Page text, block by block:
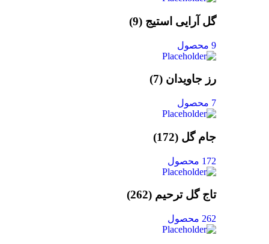
گل آرایی استیج (9)
9 محصول
رز جاویدان (7)
7 محصول
جام گل (172)
172 محصول
تاج گل ترحیم (262)
262 محصول